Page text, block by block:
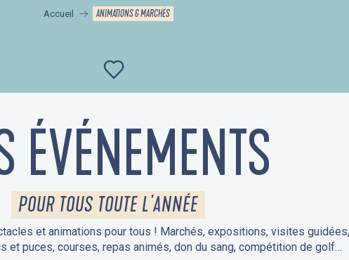
Accueil ANIMATIONS & MARCHÉS
Ajouter aux favoris
ÉVÉNEMENTS
POUR TOUS TOUTE L'ANNÉE
et animations pour tous ! Marchés, expositions, visites
et puces, courses, repas animés, don du sang, compétition de golf…